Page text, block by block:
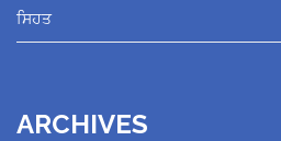
ਸਿਹਤ
ARCHIVES